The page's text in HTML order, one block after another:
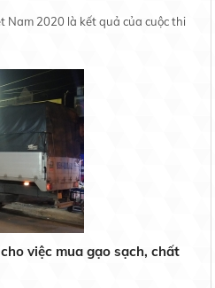
Nam 2020 là kết quả của cuộc thi
việc mua gạo sạch, chất